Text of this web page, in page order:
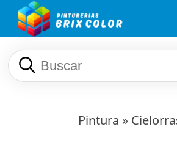
Pintura »